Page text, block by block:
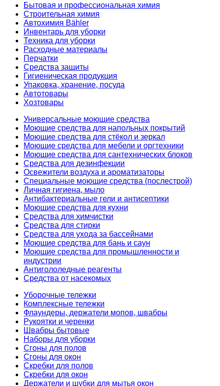
Бытовая и профессиональная химия
Строительная химия
Автохимия Bähler
Инвентарь для уборки
Техника для уборки
Расходные материалы
Перчатки
Средства защиты
Гигиеническая продукция
Упаковка, хранение, посуда
Автотовары
Хозтовары
Универсальные моющие средства
Моющие средства для напольных покрытий
Моющие средства для стёкол и зеркал
Моющие средства для мебели и оргтехники
Моющие средства для сантехнических блоков
Средства для дезинфекции
Освежители воздуха и ароматизаторы
Специальные моющие средства (послестрой)
Личная гигиена, мыло
Антибактериальные гели и антисептики
Моющие средства для кухни
Средства для химчистки
Средства для стирки
Средства для ухода за бассейнами
Моющие средства для бань и саун
Моющие средства для промышленности и
индустрии
Антигололедные реагенты
Средства от насекомых
Уборочные тележки
Комплексные тележки
Флаундеры, держатели мопов, швабры
Рукоятки и черенки
Швабры бытовые
Наборы для уборки
Сгоны для полов
Сгоны для окон
Скребки для полов
Скребки для окон
Держатели и шубки для мытья окон